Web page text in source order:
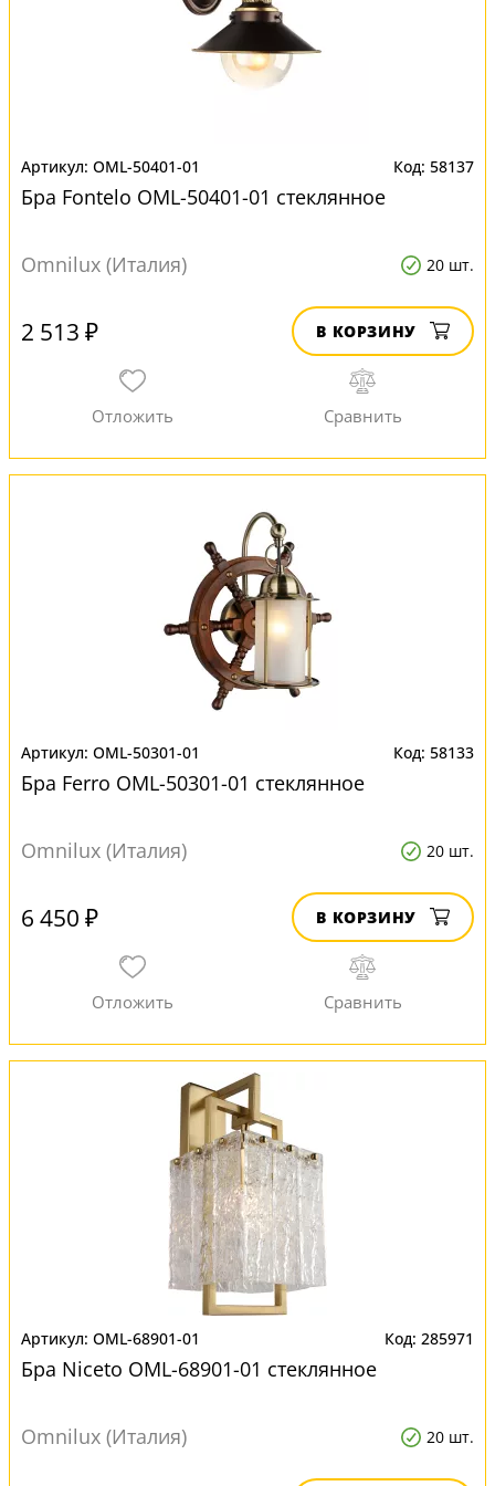
OML-50401-01 58137
Бра Fontelo OML-50401-01 стеклянное
Omnilux (Италия) 20 шт.
2 513 ₽ В КОРЗИНУ
OML-50301-01 58133
Бра Ferro OML-50301-01 стеклянное
Omnilux (Италия) 20 шт.
6 450 ₽ В КОРЗИНУ
OML-68901-01 285971
Бра Niceto OML-68901-01 стеклянное
Omnilux (Италия) 20 шт.